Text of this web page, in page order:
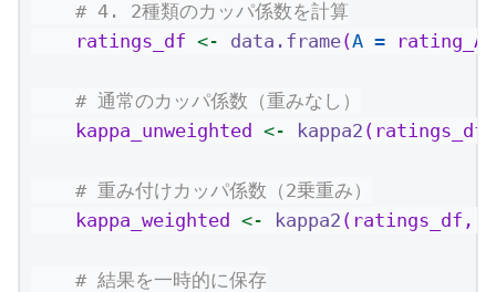
# 4. 2種類のカッパ係数を計算
    ratings_df
<- data.frame(A =
# 通常のカッパ係数（重みなし）
    kappa_unweighted
<- kappa2
# 重み付けカッパ係数（2乗重み）
    kappa_weighted
<- kappa2 (ratings_df,
# 結果を一時的に保存